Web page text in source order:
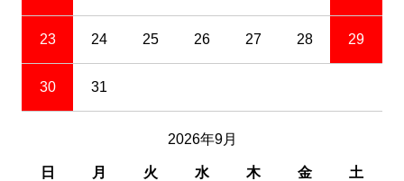
23 24 25 26 27 28 29
30 31
2026年9月
日 月 火 水 木 金 土